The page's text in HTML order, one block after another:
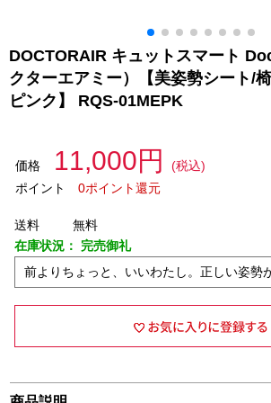
DOCTORAIR キュットスマート
クターエアミー）【美姿勢シート/
ピンク】 RQS-01MEPK
価格 11,000円
(税込)
ポイント
0ポイント還元
送料
無料
在庫状況： 完売御礼
前よりちょっと、いいわたし。正しい姿勢